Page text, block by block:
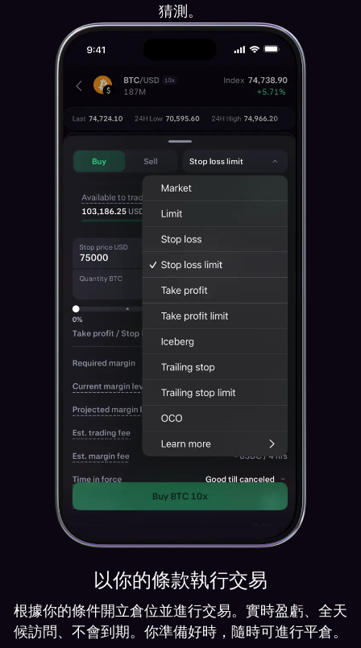
猜測。
以你的條款執行交易
根據你的條件開立倉位並進行交易。實時盈虧、全天
候訪問、不會到期。你準備好時，隨時可進行平倉。